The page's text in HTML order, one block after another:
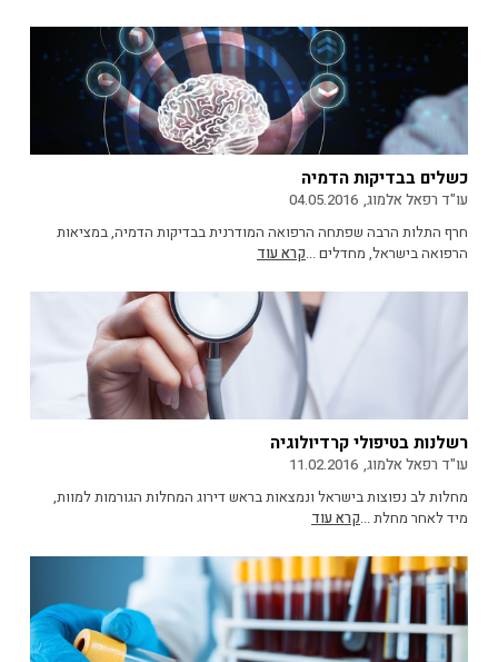
כשלים בבדיקות הדמיה
עו"ד רפאל אלמוג, 04.05.2016
חרף התלות הרבה שפתחה הרפואה המודרנית בבדיקות הדמיה, במציאות
הרפואה בישראל, מחדלים ...קרא עוד
רשלנות בטיפולי קרדיולוגיה
עו"ד רפאל אלמוג, 11.02.2016
מחלות לב נפוצות בישראל ונמצאות בראש דירוג המחלות הגורמות למוות,
מיד לאחר מחלת ...קרא עוד